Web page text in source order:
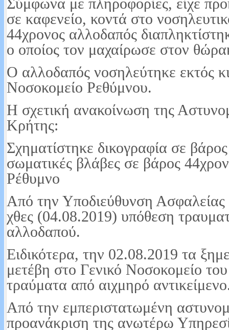
Σύμφωνα με πληροφορίες, είχε
σε καφενείο, κοντά στο
44χρονος αλλοδαπός
ο οποίος τον μαχαίρωσε στον
Ο αλλοδαπός νοσηλεύτηκε εκτός
Νοσοκομείο Ρεθύμνου.
Η σχετική ανακοίνωση της
Κρήτης:
Σχηματίστηκε δικογραφία σε
σωματικές βλάβες σε βάρος
Ρέθυμνο
Από την Υποδιεύθυνση Ασφαλείας
χθες (04.08.2019) υπόθεση
αλλοδαπού.
Ειδικότερα, την 02.08.2019 τα
μετέβη στο Γενικό Νοσοκομείο
τραύματα από αιχμηρό
Από την εμπεριστατωμένη
προανάκριση της ανωτέρω